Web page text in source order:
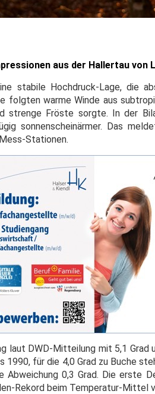
aus der Hallertau von
stabile Hochdruck-Lage, die
warme Winde aus
Fröste sorgte. In der
sonnenscheinärmer. Das
Stationen.
laut DWD-Mitteilung mit 5,1 Grad
für die 4,0 Grad zu Buche
0,3 Grad. Die erste
Rekord beim Temperatur-Mittel